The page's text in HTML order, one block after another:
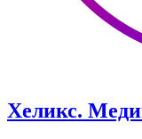
Хеликс.